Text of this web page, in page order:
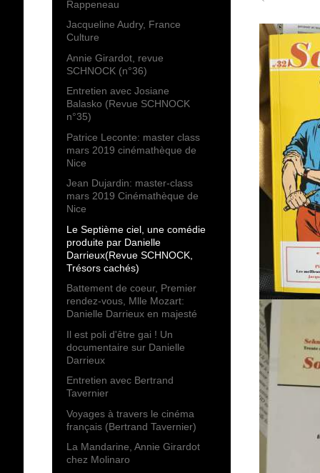
Rappeneau
Jacqueline Audry, France
Culture
Annie Girardot, revue
SCHNOCK (n°36)
Entretien avec Josiane
Balasko (Revue SCHNOCK
n°35)
Patrice Leconte: master class
mars 2019 cinémathèque de
Nice
Jean Dujardin: master-class
mars 2019 Cinémathèque de
Nice
Le Septième ciel, une comédie
produite par Danielle
Darrieux(Revue SCHNOCK,
Trésors cachés)
Battement de coeur, Premier
rendez-vous, Mlle Mozart:
Danielle Darrieux en majesté
Il est poli d'être gai ! Un
documentaire sur Danielle
Darrieux
Entretien avec Bertrand
Tavernier
Voyages à travers le cinéma
français (Bertrand Tavernier)
La Mandarine, Annie Girardot
chez Molinaro